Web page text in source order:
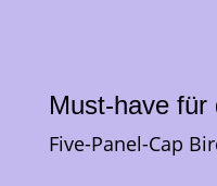
Must-have für
Five-Panel-Cap